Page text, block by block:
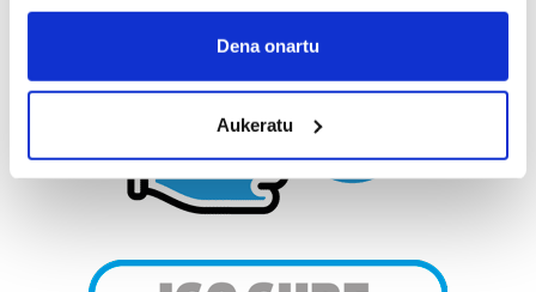
If you allow, we would also like to:
Collect information about your geographical
meters
Identify your device by actively scanning it for
specific characteristics (fingerprinting)
Find out more about how your personal data is processed
and set your preferences in the
Guk eta gure bazkideek zure datu pertsonalak
Dena onartu
Aukeratu